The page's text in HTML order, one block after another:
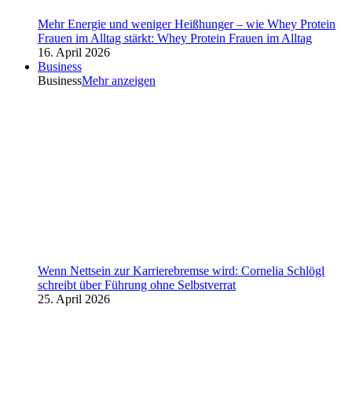
Mehr Energie und weniger Heißhunger – wie Whey Protein
Frauen im Alltag stärkt: Whey Protein Frauen im Alltag
16. April 2026
Business
BusinessMehr anzeigen
Wenn Nettsein zur Karrierebremse wird: Cornelia Schlögl
schreibt über Führung ohne Selbstverrat
25. April 2026